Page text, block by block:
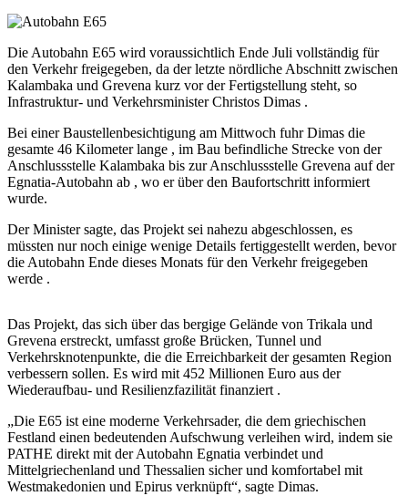
Die Autobahn E65 wird voraussichtlich Ende Juli vollständig für
den Verkehr freigegeben, da der letzte nördliche Abschnitt zwischen
Kalambaka und Grevena kurz vor der Fertigstellung steht, so
Infrastruktur- und Verkehrsminister Christos Dimas .
Bei einer Baustellenbesichtigung am Mittwoch fuhr Dimas die
gesamte 46 Kilometer lange , im Bau befindliche Strecke von der
Anschlussstelle Kalambaka bis zur Anschlussstelle Grevena auf der
Egnatia-Autobahn ab , wo er über den Baufortschritt informiert
wurde.
Der Minister sagte, das Projekt sei nahezu abgeschlossen, es
müssten nur noch einige wenige Details fertiggestellt werden, bevor
die Autobahn Ende dieses Monats für den Verkehr freigegeben
werde .
Das Projekt, das sich über das bergige Gelände von Trikala und
Grevena erstreckt, umfasst große Brücken, Tunnel und
Verkehrsknotenpunkte, die die Erreichbarkeit der gesamten Region
verbessern sollen. Es wird mit 452 Millionen Euro aus der
Wiederaufbau- und Resilienzfazilität finanziert .
„Die E65 ist eine moderne Verkehrsader, die dem griechischen
Festland einen bedeutenden Aufschwung verleihen wird, indem sie
PATHE direkt mit der Autobahn Egnatia verbindet und
Mittelgriechenland und Thessalien sicher und komfortabel mit
Westmakedonien und Epirus verknüpft“, sagte Dimas.